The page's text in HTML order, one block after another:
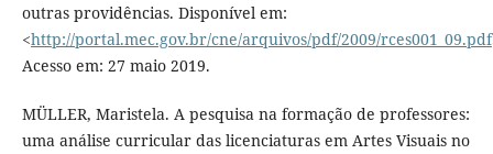
outras providências. Disponível em:
<http://portal.mec.gov.br/cne/arquivos/pdf/2009/rces001_09.pdf
Acesso em: 27 maio 2019.
MÜLLER, Maristela. A pesquisa na formação de professores:
uma análise curricular das licenciaturas em Artes Visuais no